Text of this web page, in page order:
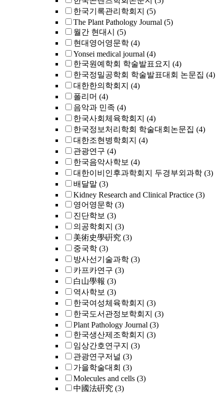
한국기록관리학회지 (5)
The Plant Pathology Journal (5)
월간 현대시 (5)
현대영어영문학 (4)
Yonsei medical journal (4)
한국원예학회 학술발표요지 (4)
한국정밀공학회 학술발표대회 논문집 (4)
대한한의학회지 (4)
폴리머 (4)
음악과 민족 (4)
한국사회체육학회지 (4)
한국정보처리학회 학술대회논문집 (4)
대한조현병학회지 (4)
관광연구 (4)
한국음악사학보 (4)
대한이비인후과학회지 두경부외과학 (3)
배달말 (3)
Kidney Research and Clinical Practice (3)
영어영문학 (3)
진단학보 (3)
의공학회지 (3)
美術史學硏究 (3)
중국학 (3)
방사선기술과학 (3)
카프카연구 (3)
白山學報 (3)
역사학보 (3)
한국여성체육학회지 (3)
한국도서관정보학회지 (3)
Plant Pathology Journal (3)
한국생산제조학회지 (3)
임상간호연구지 (3)
관광연구저널 (3)
가을학술대회 (3)
Molecules and cells (3)
中國法硏究 (3)